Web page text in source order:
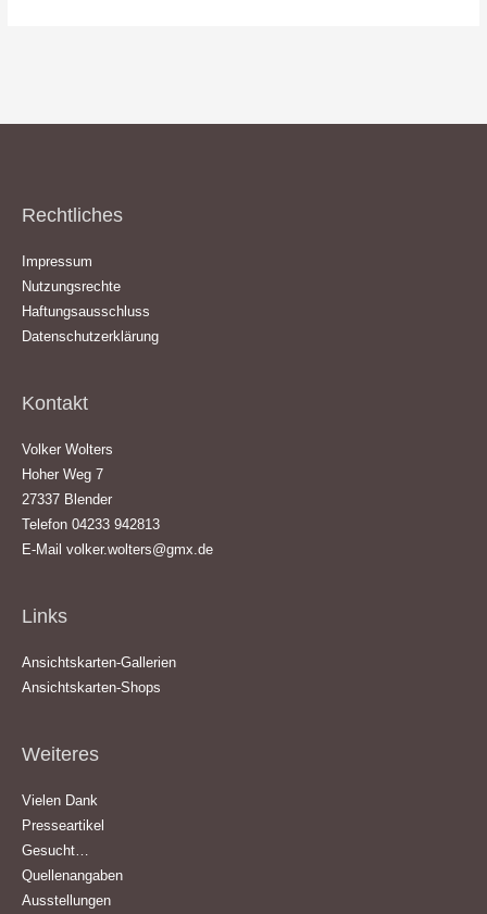
Rechtliches
Impressum
Nutzungsrechte
Haftungsausschluss
Datenschutzerklärung
Kontakt
Volker Wolters
Hoher Weg 7
27337 Blender
Telefon 04233 942813
E-Mail volker.wolters@gmx.de
Links
Ansichtskarten-Gallerien
Ansichtskarten-Shops
Weiteres
Vielen Dank
Presseartikel
Gesucht…
Quellenangaben
Ausstellungen